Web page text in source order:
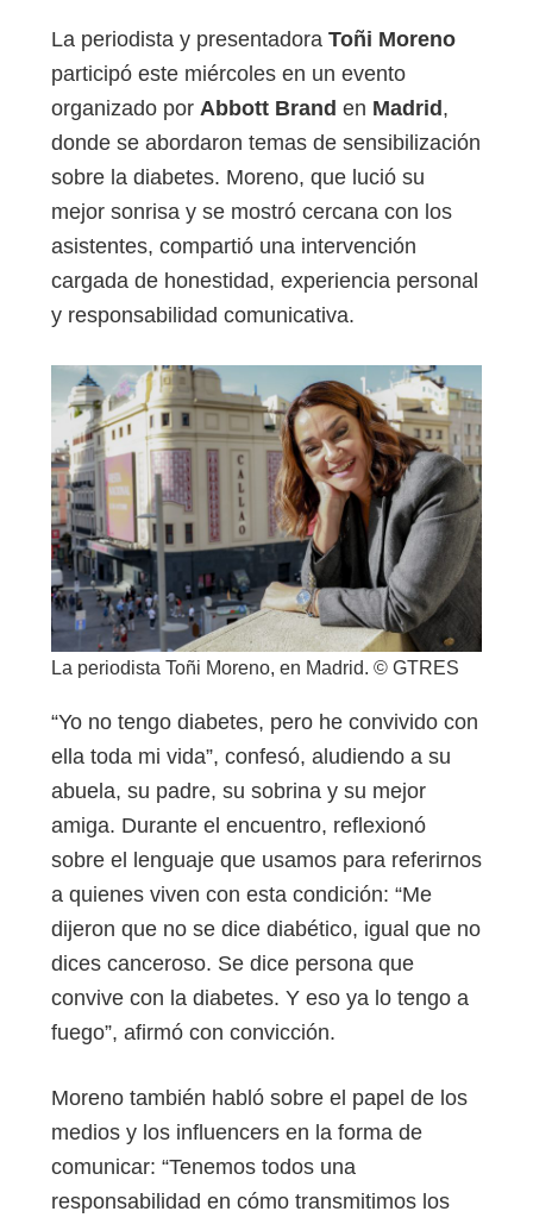
La periodista y presentadora Toñi Moreno
participó este miércoles en un evento
organizado por Abbott Brand en Madrid ,
donde se abordaron temas de sensibilización
sobre la diabetes. Moreno, que lució su
mejor sonrisa y se mostró cercana con los
asistentes, compartió una intervención
cargada de honestidad, experiencia personal
y responsabilidad comunicativa.
La periodista Toñi Moreno, en Madrid. © GTRES
“Yo no tengo diabetes, pero he convivido con
ella toda mi vida”, confesó, aludiendo a su
abuela, su padre, su sobrina y su mejor
amiga. Durante el encuentro, reflexionó
sobre el lenguaje que usamos para referirnos
a quienes viven con esta condición: “Me
dijeron que no se dice diabético, igual que no
dices canceroso. Se dice persona que
convive con la diabetes. Y eso ya lo tengo a
fuego”, afirmó con convicción.
Moreno también habló sobre el papel de los
medios y los influencers en la forma de
comunicar: “Tenemos todos una
responsabilidad en cómo transmitimos los